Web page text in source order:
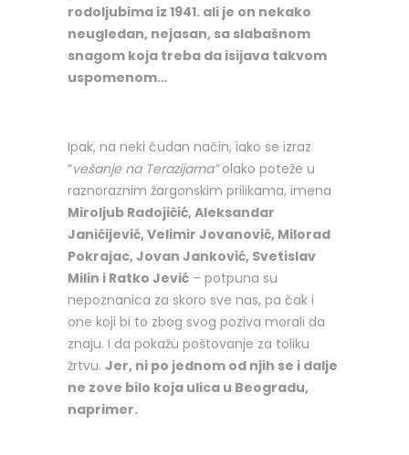
rodoljubima iz 1941. ali je on nekako
neugledan, nejasan, sa slabašnom
snagom koja treba da isijava takvom
uspomenom…
Ipak, na neki čudan način, iako se izraz
“vešanje na Terazijama”olako poteže u
raznoraznim žargonskim prilikama, imena
Miroljub Radojičić, Aleksandar
Janićijević, Velimir Jovanović, Milorad
Pokrajac, Jovan Janković, Svetislav
Milin i Ratko Jević – potpuna su
nepoznanica za skoro sve nas, pa čak i
one koji bi to zbog svog poziva morali da
znaju. I da pokažu poštovanje za toliku
žrtvu. Jer, ni po jednom od njih se i dalje
ne zove bilo koja ulica u Beogradu,
naprimer.